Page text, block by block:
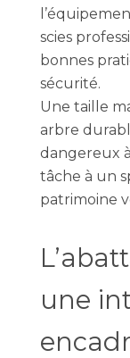
scies
bonnes
sécurité.
Une taille
arbre
dangereux
tâche à un
patrimoine
une